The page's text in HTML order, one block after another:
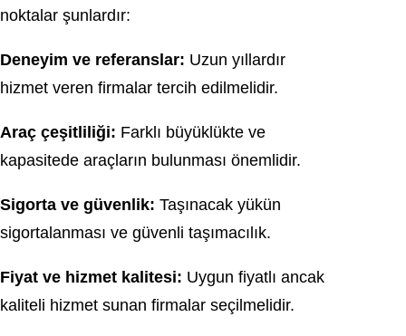
noktalar şunlardır:
Deneyim ve referanslar: Uzun yıllardır
hizmet veren firmalar tercih edilmelidir.
Araç çeşitliliği: Farklı büyüklükte ve
kapasitede araçların bulunması önemlidir.
Sigorta ve güvenlik: Taşınacak yükün
sigortalanması ve güvenli taşımacılık.
Fiyat ve hizmet kalitesi: Uygun fiyatlı ancak
kaliteli hizmet sunan firmalar seçilmelidir.